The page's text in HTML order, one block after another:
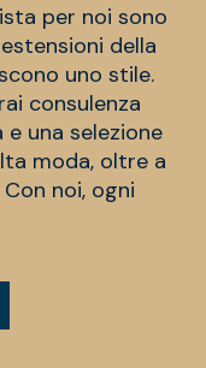
per noi sono
della
uno stile.
consulenza
una selezione
moda, oltre a
noi, ogni